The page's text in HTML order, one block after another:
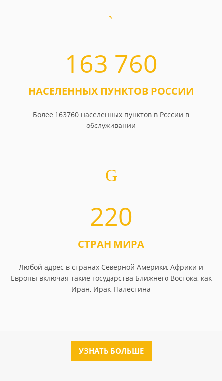
163 760
НАСЕЛЕННЫХ ПУНКТОВ РОССИИ
Более 163760 населенных пунктов в России в
обслуживании
220
СТРАН МИРА
Любой адрес в странах Северной Америки, Африки и
Европы включая такие государства Ближнего Востока, как
Иран, Ирак, Палестина
УЗНАТЬ БОЛЬШЕ